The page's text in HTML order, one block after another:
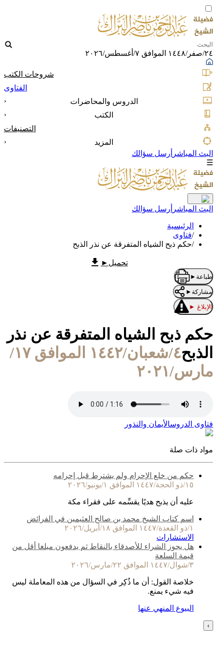
٢٤/صفر/١٤٤٨ الموافق ٧/أغسطس/٢٠٢٦
شروحات الكتب
الفتاوى
الدروس والمحاضرات
‹
الكتب
‹
التصنيفات
المزيد
‹
البث المباشر أرسل سؤالك
☰
البث المباشر أرسل سؤالك
الرئيسية
/فتاوى
/حكم ذبح الشياه المتفرقة عن نذر الذبح
تحميل ►
طباعة ►
مشاركة ►
الإبلاغ ►
حكم ذبح الشياه المتفرقة عن نذر
الذبح
٤/شعبان/١٤٤٢ الموافق ١٧/
مارس/٢٠٢١
فتاوى الدروسالأيمان والنذور
مواد ذات صلة
حكم من خلع الإحرام ولم يشترط قبل إحرامه
١٥/ذو الحجة/١٤٤٧ الموافق ١/يونيو/٢٠٢٦
عليه أن يذبح هديًا يقسِّمه على فقراء مكة
اسم كتاب الشيخ محمد بن صالح العثيمين في الفرائض
١/ذو القعدة/١٤٤٧ الموافق ١٨/أبريل/٢٠٢٦
الاستشارات
هل يجوز الشراء للأصدقاء بالنقاط ثم يدفعون مبلغا أقل من
قيمة السلعة
٣/شوال/١٤٤٧ الموافق ٢٢/مارس/٢٠٢٦
خلاصة القول: أن ما ذُكِر في السؤال من هذه المعاملة ليس
فيه شيء يمنع.
البيوع المنهي عنها
›